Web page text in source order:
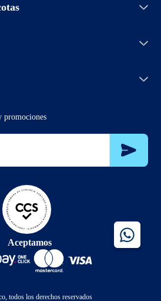
a 0:00hrs
promociones
Aceptamos
todos los derechos reservados